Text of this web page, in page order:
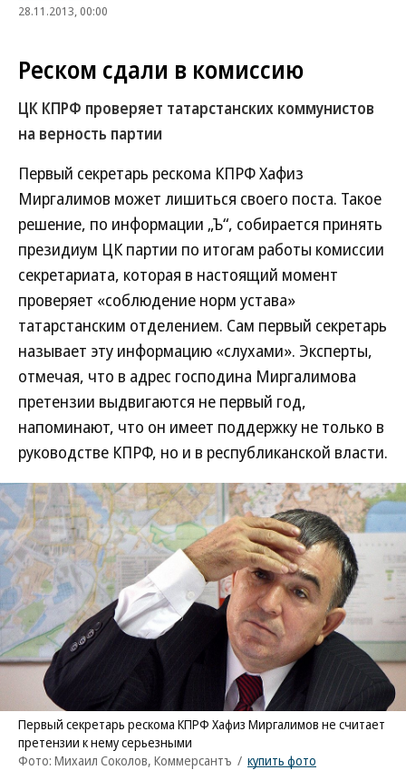
28.11.2013, 00:00
Реском сдали в комиссию
ЦК КПРФ проверяет татарстанских коммунистов
на верность партии
Первый секретарь рескома КПРФ Хафиз
Миргалимов может лишиться своего поста. Такое
решение, по информации „Ъ“, собирается принять
президиум ЦК партии по итогам работы комиссии
секретариата, которая в настоящий момент
проверяет «соблюдение норм устава»
татарстанским отделением. Сам первый секретарь
называет эту информацию «слухами». Эксперты,
отмечая, что в адрес господина Миргалимова
претензии выдвигаются не первый год,
напоминают, что он имеет поддержку не только в
руководстве КПРФ, но и в республиканской власти.
Первый секретарь рескома КПРФ Хафиз Миргалимов не считает
претензии к нему серьезными
Фото: Михаил Соколов, Коммерсантъ / купить фото